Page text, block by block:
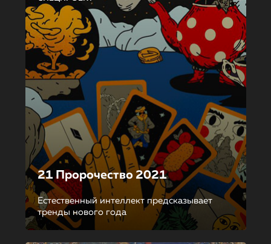
21 Пророчество 2021
Естественный интеллект предсказывает
тренды нового года